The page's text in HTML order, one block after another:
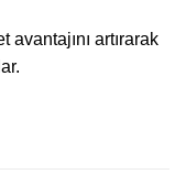
avantajını artırarak